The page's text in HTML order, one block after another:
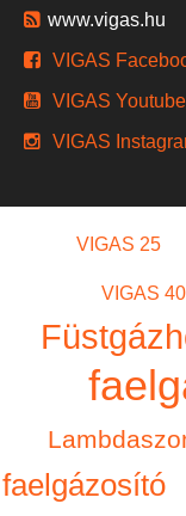
www.vigas.hu
VIGAS
VIGAS Youtube
VIGAS
VIGAS 25
VIGAS 40
faelgázosító